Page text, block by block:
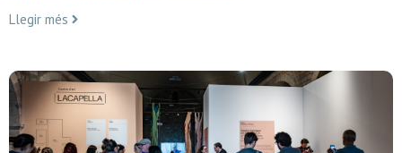
Llegir més